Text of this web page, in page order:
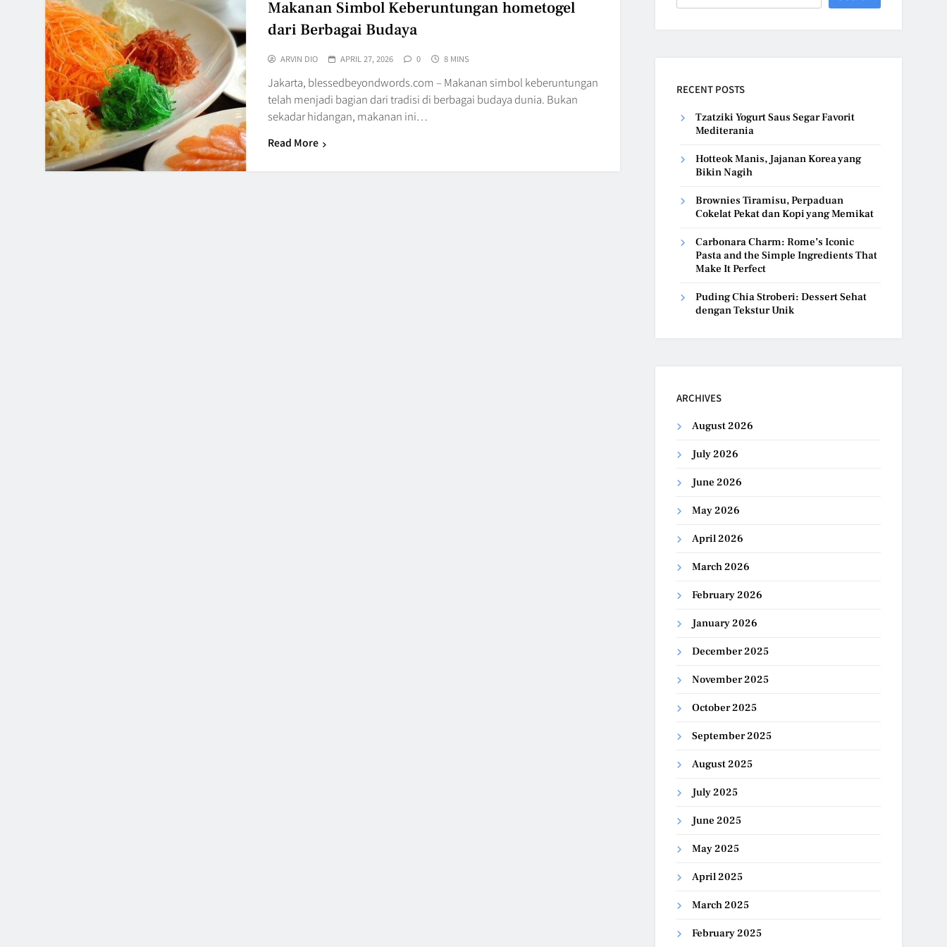
Makanan Simbol Keberuntungan hometogel
dari Berbagai Budaya
ARVIN DIO APRIL 27, 2026 0 8 MINS
Jakarta, blessedbeyondwords.com – Makanan simbol keberuntungan
telah menjadi bagian dari tradisi di berbagai budaya dunia. Bukan
sekadar hidangan, makanan ini…
Read More
RECENT POSTS
Tzatziki Yogurt Saus Segar Favorit
Mediterania
Hotteok Manis, Jajanan Korea yang
Bikin Nagih
Brownies Tiramisu, Perpaduan
Cokelat Pekat dan Kopi yang Memikat
Carbonara Charm: Rome’s Iconic
Pasta and the Simple Ingredients That
Make It Perfect
Puding Chia Stroberi: Dessert Sehat
dengan Tekstur Unik
ARCHIVES
August 2026
July 2026
June 2026
May 2026
April 2026
March 2026
February 2026
January 2026
December 2025
November 2025
October 2025
September 2025
August 2025
July 2025
June 2025
May 2025
April 2025
March 2025
February 2025